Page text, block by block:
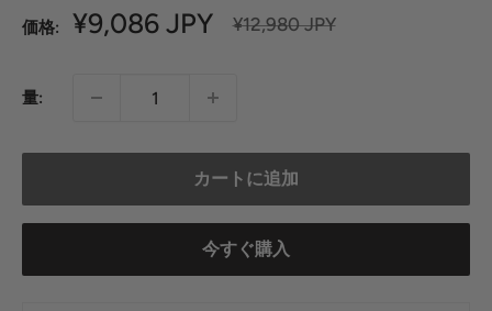
価格:
セ
価
¥9,086 JPY
定
¥12,980 JPY
量:
カートに追加
今すぐ購入